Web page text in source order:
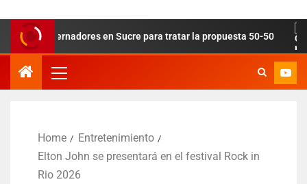
gobernadores en Sucre para tratar la propuesta 50-50
Home
Entretenimiento
Elton John se presentará en el festival Rock in
Rio 2026